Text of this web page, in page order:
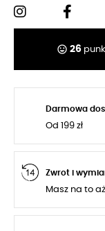
tag_faces 26
Darmowa
Od 199 zł
Zwrot i
Masz na to